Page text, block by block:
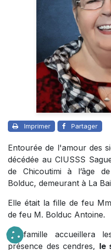
Imprimer Partager
Entourée de l'amour des
décédée au CIUSSS
de Chicoutimi à l’âge
Bolduc, demeurant à La
Elle était la fille de feu
de feu M. Bolduc Antoine.
La famille accueillera
présence des cendres, le